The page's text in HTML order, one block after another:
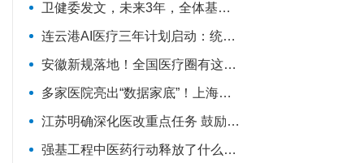
卫健委发文，未来3年，全体基层医护迎来新任务
连云港AI医疗三年计划启动：统一部署AI辅助诊疗智能体
安徽新规落地！全国医疗圈有这些变化
多家医院亮出“数据家底”！上海将建立医疗数据集供需常态化对接
江苏明确深化医改重点任务 鼓励高水平医院开展人工智能技术研发应用
强基工程中医药行动释放了什么信号？《医疗卫生强基工程中医药行动方案》印发（附政策解读）